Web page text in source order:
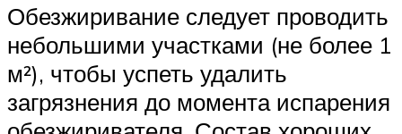
Обезжиривание следует проводить
небольшими участками (не более 1
м²), чтобы успеть удалить
загрязнения до момента испарения